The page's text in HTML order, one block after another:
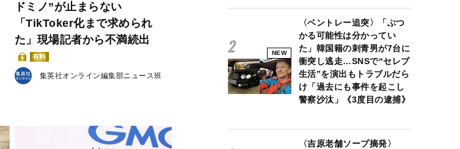
ドミノ”が止まらない
「TikToker化まで求められ
た」現場記者から不満続出
有料
集英社オンライン編集部ニュース班
NEW
〈ベントレー追突〉「ぶつ
かる可能性は分かってい
た」韓国籍の刺青男が7台に
衝突し逃走…SNSで“セレブ
生活”を演出もトラブルだら
け「過去にも事件を起こし
警察沙汰」《3度目の逮捕》
〈吉原老舗ソープ摘発〉